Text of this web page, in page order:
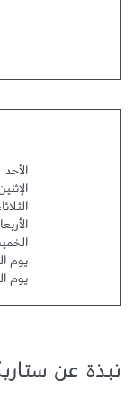
الأحد
يوم
يوم
نبذة عن